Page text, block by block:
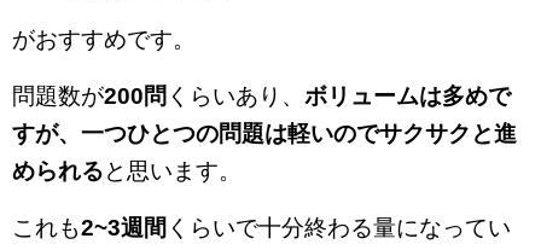
がおすすめです。
問題数が200問 くらいあり、 ボリュームは多めで
すが、一つひとつの問題は軽いのでサクサクと進
められると思います。
これも2~3週間 くらいで十分終わる量になってい